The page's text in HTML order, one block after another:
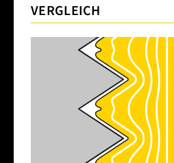
VERGLEICH